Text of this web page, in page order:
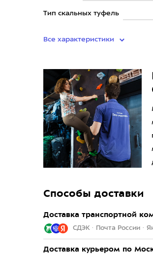
Тип скальных туфель
Все характеристики
Способы доставки
Доставка транспортной
СДЭК · Почта России ·
Доставка курьером по